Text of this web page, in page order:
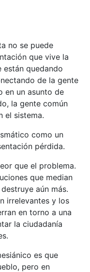
no se puede
que vive la
quedando
de la gente
en un asunto de
la gente común
el sistema.
como un
pérdida.
que el problema.
que median
aún más.
irrelevantes y los
en torno a una
la ciudadanía
es que
pero en